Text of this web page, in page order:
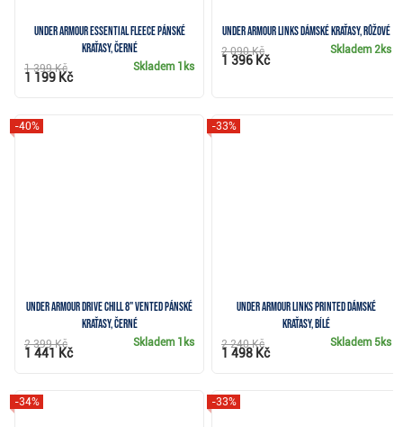
Under Armour Essential Fleece pánské
kraťasy, černé
Skladem 1ks
1 399 Kč
1 199 Kč
Under Armour Links dámské kraťasy, růžové
Skladem2ks
2 090 Kč
1 396 Kč
Under Armour Drive Chill 8" Vented pánské
kraťasy, černé
-40%
Skladem 1ks
2 399 Kč
1 441 Kč
Under Armour Links Printed dámské
kraťasy, bílé
-33%
Skladem 5ks
2 240 Kč
1 498 Kč
-34% -33%